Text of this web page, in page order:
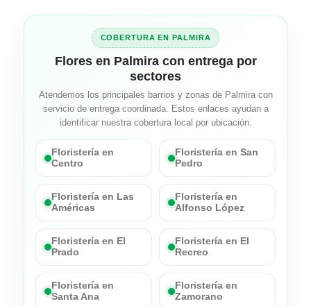
COBERTURA EN PALMIRA
Flores en Palmira con entrega por
sectores
Atendemos los principales barrios y zonas de Palmira con
servicio de entrega coordinada. Estos enlaces ayudan a
identificar nuestra cobertura local por ubicación.
Floristería en
Centro
Floristería en San
Pedro
Floristería en Las
Américas
Floristería en
Alfonso López
Floristería en El
Prado
Floristería en El
Recreo
Floristería en
Santa Ana
Floristería en
Zamorano